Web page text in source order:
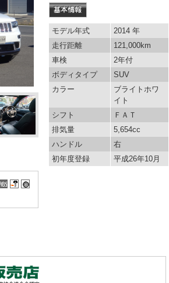
モデル年式
2014 年
走行距離
121,000km
車検
2年付
ボディタイプ
SUV
カラー
ブライトホワ
イト
シフト
ＦＡＴ
排気量
5,654cc
ハンドル
右
初年度登録
平成26年10月